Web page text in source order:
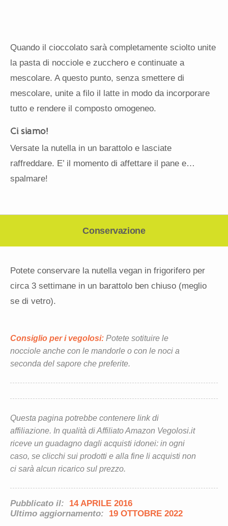
Quando il cioccolato sarà completamente sciolto unite
la pasta di nocciole e zucchero e continuate a
mescolare. A questo punto, senza smettere di
mescolare, unite a filo il latte in modo da incorporare
tutto e rendere il composto omogeneo.
Ci siamo!
Versate la nutella in un barattolo e lasciate
raffreddare. E’ il momento di affettare il pane e…
spalmare!
Conservazione
Potete conservare la nutella vegan in frigorifero per
circa 3 settimane in un barattolo ben chiuso (meglio
se di vetro).
Consiglio per i vegolosi: Potete sotituire le
nocciole anche con le mandorle o con le noci a
seconda del sapore che preferite.
Questa pagina potrebbe contenere link di
affiliazione. In qualità di Affiliato Amazon Vegolosi.it
riceve un guadagno dagli acquisti idonei: in ogni
caso, se clicchi sui prodotti e alla fine li acquisti non
ci sarà alcun ricarico sul prezzo.
Pubblicato il:
14 APRILE 2016
Ultimo aggiornamento:
19 OTTOBRE 2022